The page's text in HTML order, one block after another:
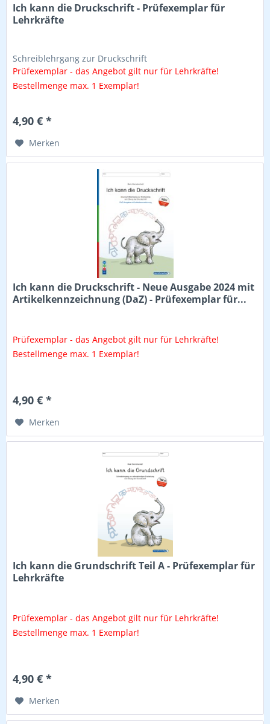
Ich kann die Druckschrift - Prüfexemplar für
Lehrkräfte
Schreiblehrgang zur Druckschrift
Prüfexemplar - das Angebot gilt nur für Lehrkräfte!
Bestellmenge max. 1 Exemplar!
4,90 € *
Merken
Ich kann die Druckschrift - Neue Ausgabe 2024 mit
Artikelkennzeichnung (DaZ) - Prüfexemplar für...
Prüfexemplar - das Angebot gilt nur für Lehrkräfte!
Bestellmenge max. 1 Exemplar!
4,90 € *
Merken
Ich kann die Grundschrift Teil A - Prüfexemplar für
Lehrkräfte
Prüfexemplar - das Angebot gilt nur für Lehrkräfte!
Bestellmenge max. 1 Exemplar!
4,90 € *
Merken